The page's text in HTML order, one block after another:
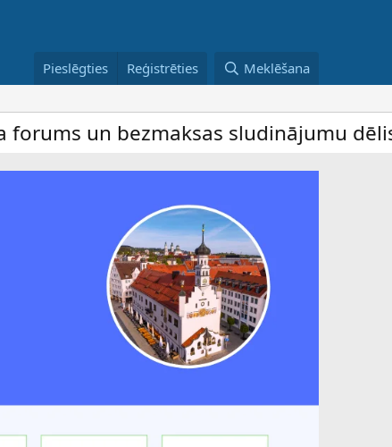
Pieslēgties Reģistrēties Meklēšana
bezmaksas sludinājumu dēlis –